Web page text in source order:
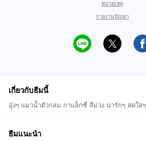
หมายเหตุ
รายงานปัญหา
เกี่ยวกับธีมนี้
อุ๋งๆ แมวน้ำตัวกลม กาแล็กซี่ สีม่วง น่ารักๆ สดใสๆ
ธีมแนะนำ